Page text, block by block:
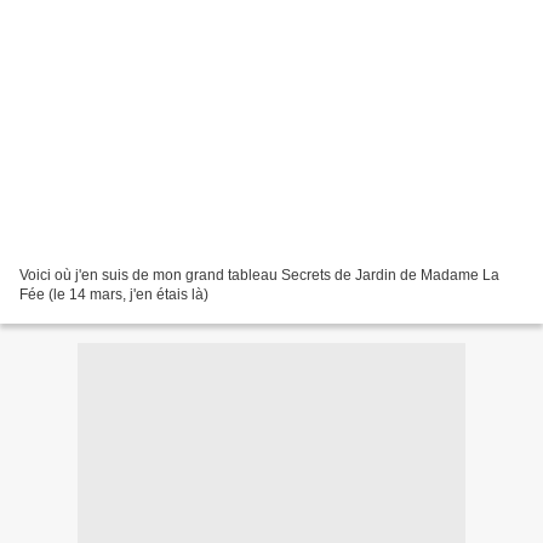
Voici où j'en suis de mon grand tableau Secrets de Jardin de Madame La
Fée (le 14 mars, j'en étais là)